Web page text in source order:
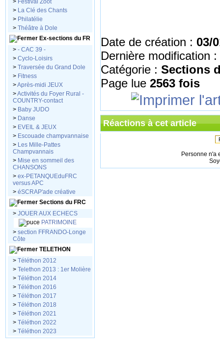
> Festival Zoot
> La Clé des Chants
> Philatélie
> Théâtre à Dole
Ex-sections du FR
> - CAC 39 -
> Cyclo-Loisirs
> Traversée du Grand Dole
> Fitness
>Après-midi JEUX
>Activités du Foyer Rural -
COUNTRY-contact
> Baby JUDO
> Danse
> EVEIL & JEUX
> Escouade champvannaise
> Les Mille-Pattes
Champvannais
> Mise en sommeil des
CHANSONS
> ex-PETANQUEduFRC
versus APC
> éSCRAP'ade créative
Sections du FRC
> JOUER AUX ECHECS
PATRIMOINE
> section FFRANDO-Longe
Côte
TELETHON
> Téléthon 2012
> Telethon 2013 : 1er Molière
> Téléthon 2014
> Téléthon 2016
> Téléthon 2017
> Téléthon 2018
> Téléthon 2021
> Téléthon 2022
> Téléthon 2023
Date de création : 03/
Dernière modification :
Catégorie : Sections
Page lue 2563 fois
Réactions à cet article
Personne n'a